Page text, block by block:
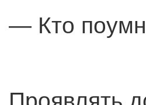
— Кто